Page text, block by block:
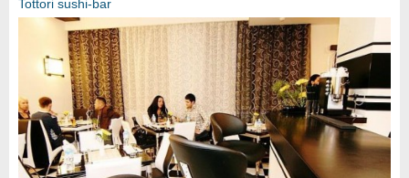
Tottori sushi-bar